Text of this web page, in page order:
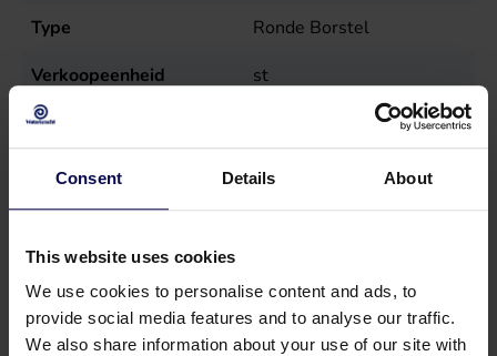
Consent Details About
This website uses cookies
We use cookies to personalise content and ads, to
provide social media features and to analyse our traffic.
We also share information about your use of our site with
Type
Ronde Borstel
Verkoopeenheid
st